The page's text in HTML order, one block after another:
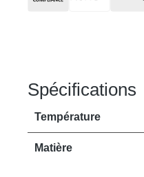
Spécifications
Température
Matière